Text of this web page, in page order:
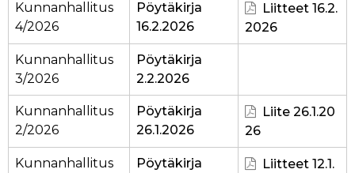
Kunnanhallitus
4/2026
Pöytäkirja
16.2.2026
Liitteet 16.2.
2026
Kunnanhallitus
3/2026
Pöytäkirja
2.2.2026
Kunnanhallitus
2/2026
Pöytäkirja
26.1.2026
Liite 26.1.20
26
Kunnanhallitus
Pöytäkirja
Liitteet 12.1.